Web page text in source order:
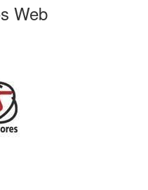
Web